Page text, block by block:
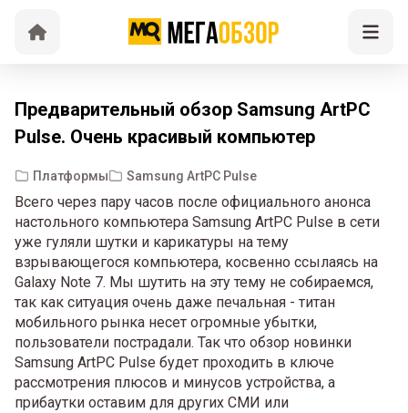
Предварительный обзор Samsung ArtPC
Pulse. Очень красивый компьютер
Платформы Samsung ArtPC Pulse
Всего через пару часов после официального анонса
настольного компьютера Samsung ArtPC Pulse в сети
уже гуляли шутки и карикатуры на тему
взрывающегося компьютера, косвенно ссылаясь на
Galaxy Note 7. Мы шутить на эту тему не собираемся,
так как ситуация очень даже печальная - титан
мобильного рынка несет огромные убытки,
пользователи пострадали. Так что обзор новинки
Samsung ArtPC Pulse будет проходить в ключе
рассмотрения плюсов и минусов устройства, а
прибаутки оставим для других СМИ или